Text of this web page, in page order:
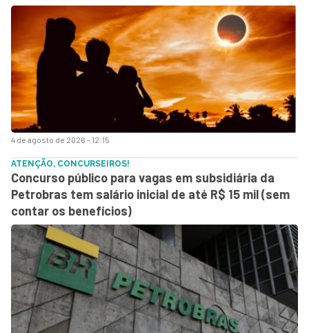
4 de agosto de 2026 - 12:15
ATENÇÃO, CONCURSEIROS!
Concurso público para vagas em subsidiária da
Petrobras tem salário inicial de até R$ 15 mil (sem
contar os benefícios)